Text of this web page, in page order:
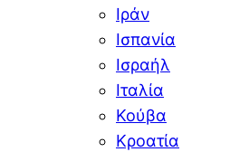
Ιράν
Ισπανία
Ισραήλ
Ιταλία
Κούβα
Κροατία